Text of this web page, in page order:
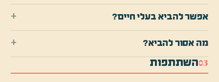
אפשר להביא בעלי חיים? +
מה אסור להביא? +
03 השתתפות